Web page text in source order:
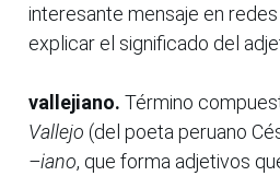
interesante mensaje en
explicar el significado del
vallejiano. Término
Vallejo (del poeta peruano
–iano, que forma adjetivos